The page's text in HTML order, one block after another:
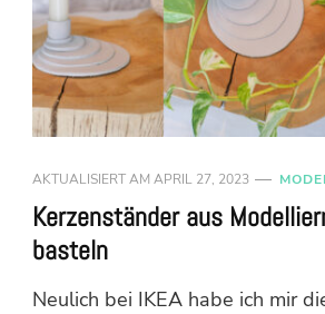
AKTUALISIERT AM APRIL 27, 2023
Kerzenständer aus
basteln
Neulich bei IKEA habe ich mir